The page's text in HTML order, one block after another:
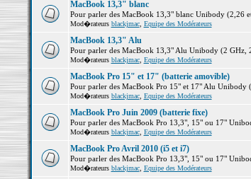
MacBook 13,3" blanc
Pour parler des MacBook 13,3" blanc Unibody (2,26
Mod�rateurs blackjmac, Equipe des Modérateurs
MacBook 13,3" Alu
Pour parler des MacBook 13,3" Alu Unibody (2 GHz,
Mod�rateurs blackjmac, Equipe des Modérateurs
MacBook Pro 15" et 17" (batterie amovible)
Pour parler des MacBook Pro 15" et 17" Alu Unibody
Mod�rateurs blackjmac, Equipe des Modérateurs
MacBook Pro Juin 2009 (batterie fixe)
Pour parler des MacBook Pro 13,3", 15" ou 17"
Mod�rateurs blackjmac, Equipe des Modérateurs
MacBook Pro Avril 2010 (i5 et i7)
Pour parler des MacBook Pro 13,3", 15" ou 17"
Mod�rateurs blackjmac, Equipe des Modérateurs